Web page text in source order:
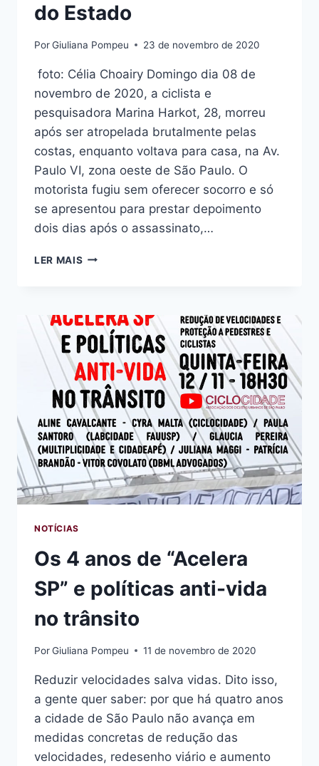
do Estado
PorGiuliana Pompeu 23 de novembro de 2020
foto: Célia Choairy Domingo dia 08 de
novembro de 2020, a ciclista e
pesquisadora Marina Harkot, 28, morreu
após ser atropelada brutalmente pelas
costas, enquanto voltava para casa, na Av.
Paulo VI, zona oeste de São Paulo. O
motorista fugiu sem oferecer socorro e só
se apresentou para prestar depoimento
dois dias após o assassinato,…
LER MAIS NOTA
FOI
VÍTIMA
DA
IMPRUDÊNCIA
DO
MOTORISTA
E
DA
OMISSÃO
DO
ESTADO
NOTÍCIAS
Os 4 anos de “Acelera
SP” e políticas anti-vida
no trânsito
PorGiuliana Pompeu 11 de novembro de 2020
Reduzir velocidades salva vidas. Dito isso,
a gente quer saber: por que há quatro anos
a cidade de São Paulo não avança em
medidas concretas de redução das
velocidades, redesenho viário e aumento